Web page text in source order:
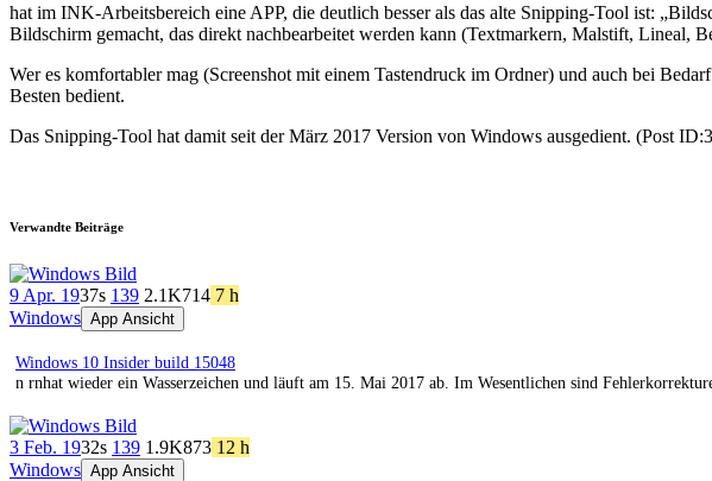
hat im INK-Arbeitsbereich eine APP, die deutlich besser als das alte Snipping-Tool ist:
Bildschirm gemacht, das direkt nachbearbeitet werden kann (Textmarkern, Malstift, Lineal,
Wer es komfortabler mag (Screenshot mit einem Tastendruck im Ordner) und auch bei
Besten bedient.
Das Snipping-Tool hat damit seit der März 2017 Version von Windows ausgedient. (Post
Verwandte Beiträge
9 Apr. 1937s 139 2.1K714 7 h
Windows App Ansicht
Windows 10 Insider build 15048
n rnhat wieder ein Wasserzeichen und läuft am 15. Mai 2017 ab. Im Wesentlichen sind
3 Feb. 1932s 139 1.9K873 12 h
Windows App Ansicht